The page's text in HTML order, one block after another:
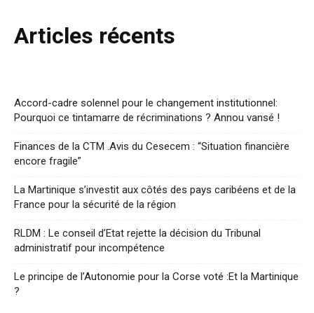
Articles récents
Accord-cadre solennel pour le changement institutionnel:
Pourquoi ce tintamarre de récriminations ? Annou vansé !
Finances de la CTM .Avis du Cesecem : “Situation financière
encore fragile”
La Martinique s’investit aux côtés des pays caribéens et de la
France pour la sécurité de la région
RLDM : Le conseil d’Etat rejette la décision du Tribunal
administratif pour incompétence
Le principe de l’Autonomie pour la Corse voté :Et la Martinique
?